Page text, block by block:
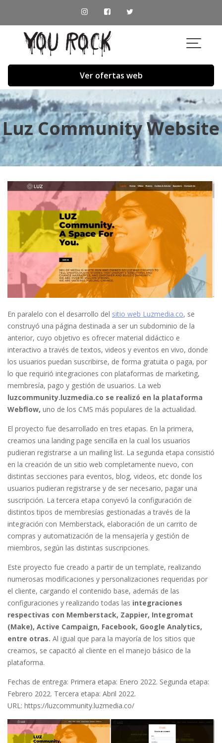
Ver ofertas web
Luz Community Website
En paralelo con el desarrollo del sitio web Luzmedia.co, se
construyó una página destinada a ser un subdominio de la
anterior, cuyo objetivo es ofrecer material didáctico e
interactivo a través de textos, videos y eventos en vivo, donde
los usuarios puedan suscribirse, de forma gratuita o paga, por
lo que requirió integraciones con plataformas de marketing,
membresía, pago y gestión de usuarios. La web
luzcommunity.luzmedia.co se realizó en la plataforma
Webflow, uno de los CMS más populares de la actualidad.
El proyecto fue desarrollado en tres etapas. En la primera,
creamos una landing page sencilla en la cual los usuarios
pudieran registrarse a un mailing list. La segunda etapa consistió
en la creación de un sitio web completamente nuevo, con
distintas secciones para eventos, blog, videos, etc donde los
usuarios pudieran registrarse y de ser necesario, pagar una
suscripción. La tercera etapa conyevó la configuración de
distintos tipos de membresías gestionadas a través de la
integración con Memberstack, elaboración de un carrito de
compras y automatización de la mensajería y gestión de
miembros, según las distintas suscripciones.
Este proyecto fue creado a partir de un template, realizando
numerosas modificaciones y personalizaciones requeridas por
el cliente, cargando el contenido base, además de las
configuraciones y realizando todas las integraciones
respectivas con Memberstack, Zappier, Integromat
(Make), Active Campaign, Facebook, Google Analytics,
entre otras. Al igual que para la mayoría de los sitios que
creamos, se capacitó al cliente en el manejo básico de la
plataforma.
Fechas de entrega: Primera etapa: Enero 2022. Segunda etapa:
Febrero 2022. Tercera etapa: Abril 2022.
URL: https://luzcommunity.luzmedia.co/